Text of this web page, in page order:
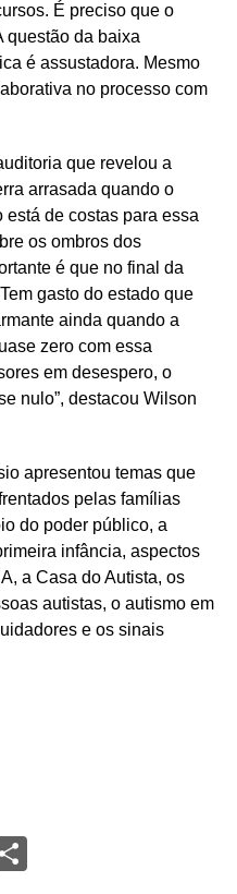
É preciso que o
questão da baixa
é assustadora. Mesmo
no processo com
que revelou a
arrasada quando o
está de costas para essa
os ombros dos
é que no final da
gasto do estado que
ainda quando a
zero com essa
em desespero, o
nulo”, destacou Wilson
apresentou temas que
pelas famílias
do poder público, a
infância, aspectos
a Casa do Autista, os
autistas, o autismo em
e os sinais
Share